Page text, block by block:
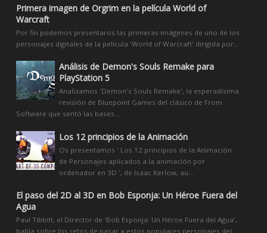
Primera imagen de Orgrim en la película World of
Warcraft
Por fin podemos presentaros las primeras imágenes de uno de los
personajes digitales de la película 'World of Warcraft' dirigida por...
Análisis de Demon's Souls Remake para
PlayStation 5
Analizamos 'Demon's Souls Remake', la esperadísima
revisión de Bluepoint Games del clásico de From
Software que sentó las bases...
Los 12 principios de la Animación
Os presentamos ' Los 12 principios de la Animación
de Personajes aplicados a la animación por
ordenador en 3D ', de Isaac Kerlow, au...
El paso del 2D al 3D en Bob Esponja: Un Héroe Fuera del
Agua
Paul Tibbitt, el Director de 'Bob Esponja: Un Héroe Fuera del Agua',
habla sobre los retos de pasar a estos populares personajes del...